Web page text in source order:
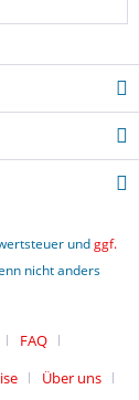
undggf.
nicht anders
FAQ
Über uns